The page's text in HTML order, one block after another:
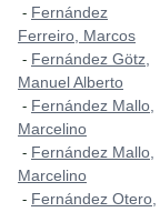
- Fernández
Ferreiro, Marcos
- Fernández Götz,
Manuel Alberto
- Fernández Mallo,
Marcelino
- Fernández Mallo,
Marcelino
- Fernández Otero,